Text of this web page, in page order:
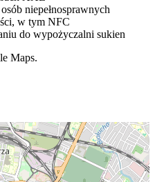
niepełnosprawnych
w tym NFC
do wypożyczalni sukien
Maps.